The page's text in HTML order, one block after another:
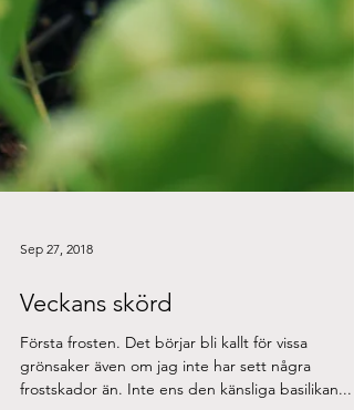
Sep 27, 2018
Veckans skörd
Första frosten. Det börjar bli kallt för vissa